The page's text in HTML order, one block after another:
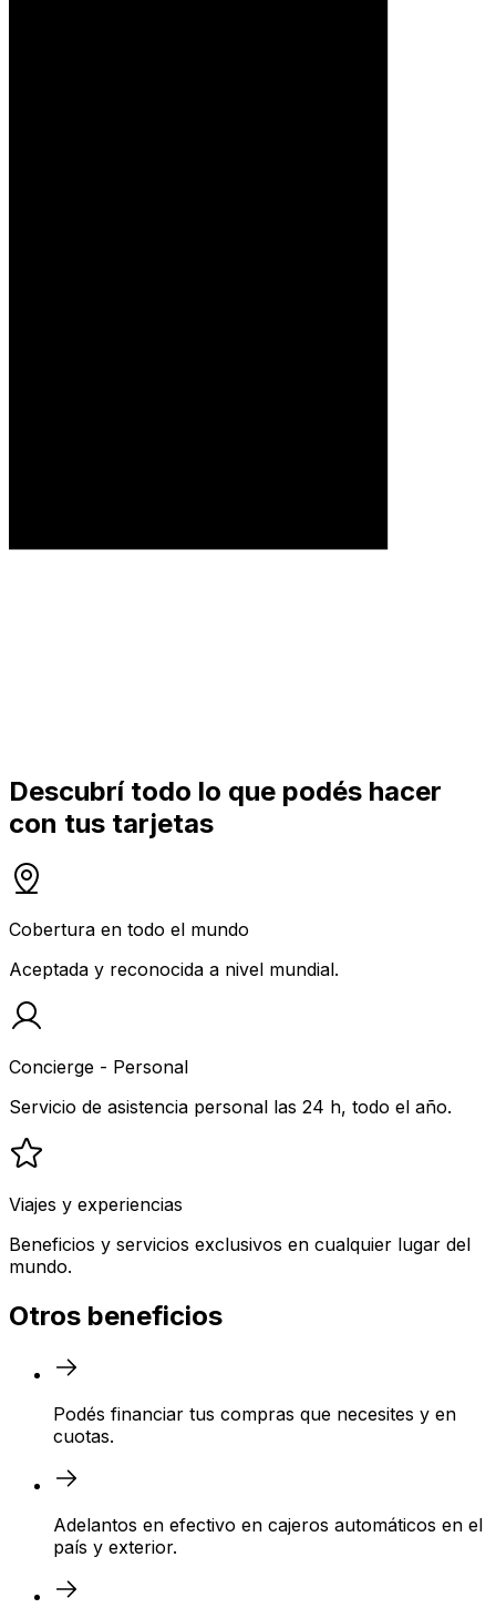
Descubrí todo lo que podés hacer
con tus tarjetas
Cobertura en todo el mundo
Aceptada y reconocida a nivel mundial.
Concierge - Personal
Servicio de asistencia personal las 24 h, todo el año.
Viajes y experiencias
Beneficios y servicios exclusivos en cualquier lugar del
mundo.
Otros beneficios
Podés financiar tus compras que necesites y en
cuotas.
Adelantos en efectivo en cajeros automáticos en el
país y exterior.